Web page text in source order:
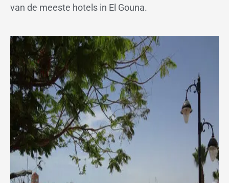
van de meeste hotels in El Gouna.